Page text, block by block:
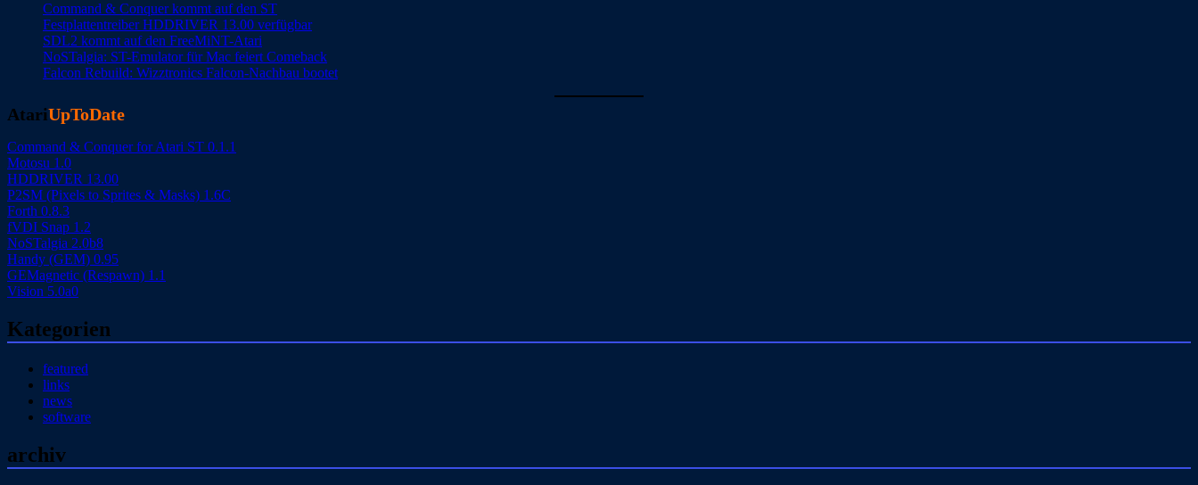
Command & Conquer kommt auf den ST
Festplattentreiber HDDRIVER 13.00 verfügbar
SDL2 kommt auf den FreeMiNT-Atari
NoSTalgia: ST-Emulator für Mac feiert Comeback
Falcon Rebuild: Wizztronics Falcon-Nachbau bootet
AtariUpToDate
Command & Conquer for Atari ST 0.1.1
Motosu 1.0
HDDRIVER 13.00
P2SM (Pixels to Sprites & Masks) 1.6C
Forth 0.8.3
fVDI Snap 1.2
NoSTalgia 2.0b8
Handy (GEM) 0.95
GEMagnetic (Respawn) 1.1
Vision 5.0a0
Kategorien
featured
links
news
software
archiv